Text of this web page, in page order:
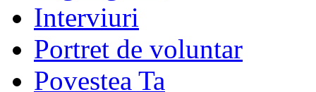
Interviuri
Portret de voluntar
Povestea Ta